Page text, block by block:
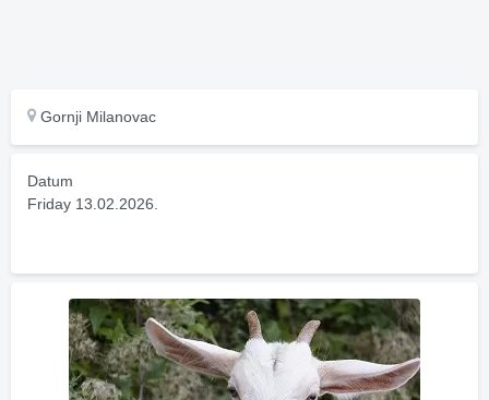
Gornji Milanovac
Datum
Friday 13.02.2026.